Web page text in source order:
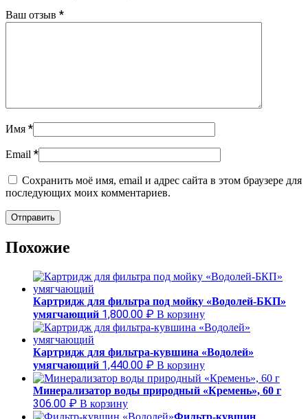
Ваш отзыв *
Имя *
Email *
Сохранить моё имя, email и адрес сайта в этом браузере для
последующих моих комментариев.
Похожие
Картридж для фильтра под мойку «Водолей-БКП»
умягчающий 1,800.00 ₽ В корзину
Картридж для фильтра-кувшина «Водолей»
умягчающий 1,440.00 ₽ В корзину
Минерализатор воды природный «Кремень», 60 г
306.00 ₽ В корзину
Фильтр-кувшин